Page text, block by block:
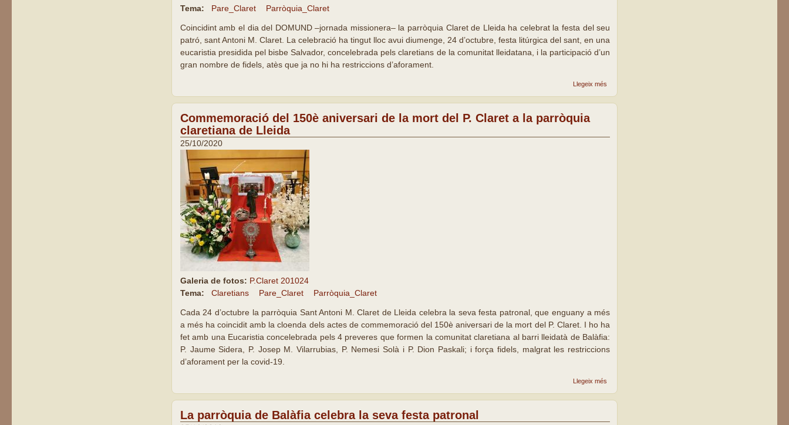
Tema:
Pare_Claret Parròquia_Claret
Coincidint amb el dia del DOMUND –jornada missionera– la parròquia Claret de Lleida ha celebrat la festa del seu
patró, sant Antoni M. Claret. La celebració ha tingut lloc avui diumenge, 24 d’octubre, festa litúrgica del sant, en una
eucaristia presidida pel bisbe Salvador, concelebrada pels claretians de la comunitat lleidatana, i la participació d’un
gran nombre de fidels, atès que ja no hi ha restriccions d’aforament.
Llegeix més
Commemoració del 150è aniversari de la mort del P. Claret a la parròquia
claretiana de Lleida
25/10/2020
Galeria de fotos: P.Claret 201024
Tema:
Claretians Pare_Claret Parròquia_Claret
Cada 24 d’octubre la parròquia Sant Antoni M. Claret de Lleida celebra la seva festa patronal, que enguany a més
a més ha coincidit amb la cloenda dels actes de commemoració del 150è aniversari de la mort del P. Claret. I ho ha
fet amb una Eucaristia concelebrada pels 4 preveres que formen la comunitat claretiana al barri lleidatà de Balàfia:
P. Jaume Sidera, P. Josep M. Vilarrubias, P. Nemesi Solà i P. Dion Paskali; i força fidels, malgrat les restriccions
d’aforament per la covid-19.
Llegeix més
aniversari de la
Claret a la
La parròquia de Balàfia celebra la seva festa patronal